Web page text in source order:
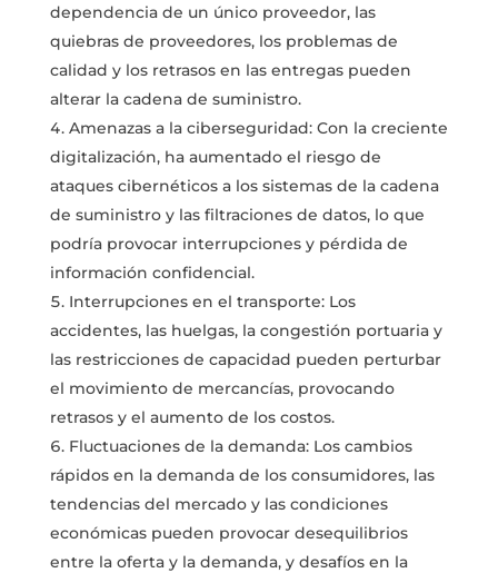
dependencia de un único proveedor, las
quiebras de proveedores, los problemas de
calidad y los retrasos en las entregas pueden
alterar la cadena de suministro.
Amenazas a la ciberseguridad: Con la creciente
digitalización, ha aumentado el riesgo de
ataques cibernéticos a los sistemas de la cadena
de suministro y las filtraciones de datos, lo que
podría provocar interrupciones y pérdida de
información confidencial.
Interrupciones en el transporte: Los
accidentes, las huelgas, la congestión portuaria y
las restricciones de capacidad pueden perturbar
el movimiento de mercancías, provocando
retrasos y el aumento de los costos.
Fluctuaciones de la demanda: Los cambios
rápidos en la demanda de los consumidores, las
tendencias del mercado y las condiciones
económicas pueden provocar desequilibrios
entre la oferta y la demanda, y desafíos en la